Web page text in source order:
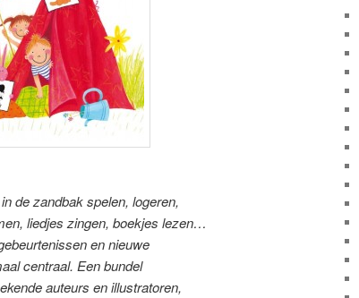
de zandbak spelen, logeren,
liedjes zingen, boekjes lezen…
en nieuwe
centraal. Een bundel
auteurs en illustratoren,